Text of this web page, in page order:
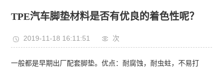
TPE汽车脚垫材料是否有优良的着色性呢？
2019-11-18 16:11:51 次
一般都是早期出厂配套脚垫。优点：耐腐蚀，耐虫蛀，不易打